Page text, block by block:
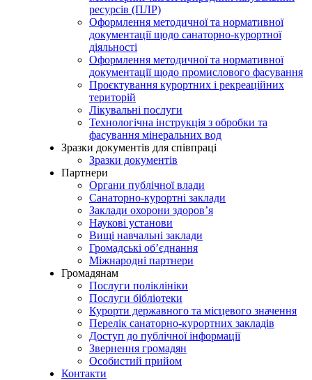
ресурсів (ПЛР)
Оформлення методичної та нормативної
документації щодо санаторно-курортної
діяльності
Оформлення методичної та нормативної
документації щодо промислового фасування
Проєктування курортних і рекреаційних
територій
Лікувальні послуги
Технологічна інструкція з обробки та
фасування мінеральних вод
Зразки документів для співпраці
Зразки документів
Партнери
Органи публічної влади
Санаторно-курортні заклади
Заклади охорони здоров’я
Наукові установи
Вищі навчальні заклади
Громадські об’єднання
Міжнародні партнери
Громадянам
Послуги поліклініки
Послуги бібліотеки
Курорти державного та місцевого значення
Перелік санаторно-курортних закладів
Доступ до публічної інформації
Звернення громадян
Особистий прийом
Контакти